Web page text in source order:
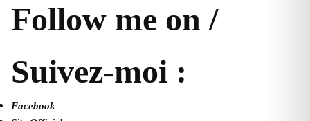
Follow me on /
Suivez-moi :
Facebook